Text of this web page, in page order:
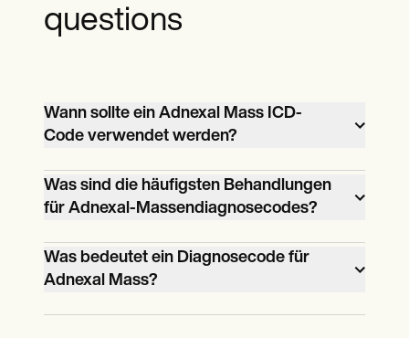
questions
Wann sollte ein Adnexal Mass ICD-
Code verwendet werden?
Ein Adnexal Mass ICD-Code sollte
verwendet werden, wenn der
dokumentiert wird, der ein Wachstum
oder eine Masse in Bereichen wie den
Was sind die häufigsten Behandlungen
für Adnexal-Massendiagnosecodes?
Übliche Behandlungen zur Behandlung
von Adnexal Mass Diagnosis Codes
Was bedeutet ein Diagnosecode für
Adnexal Mass?